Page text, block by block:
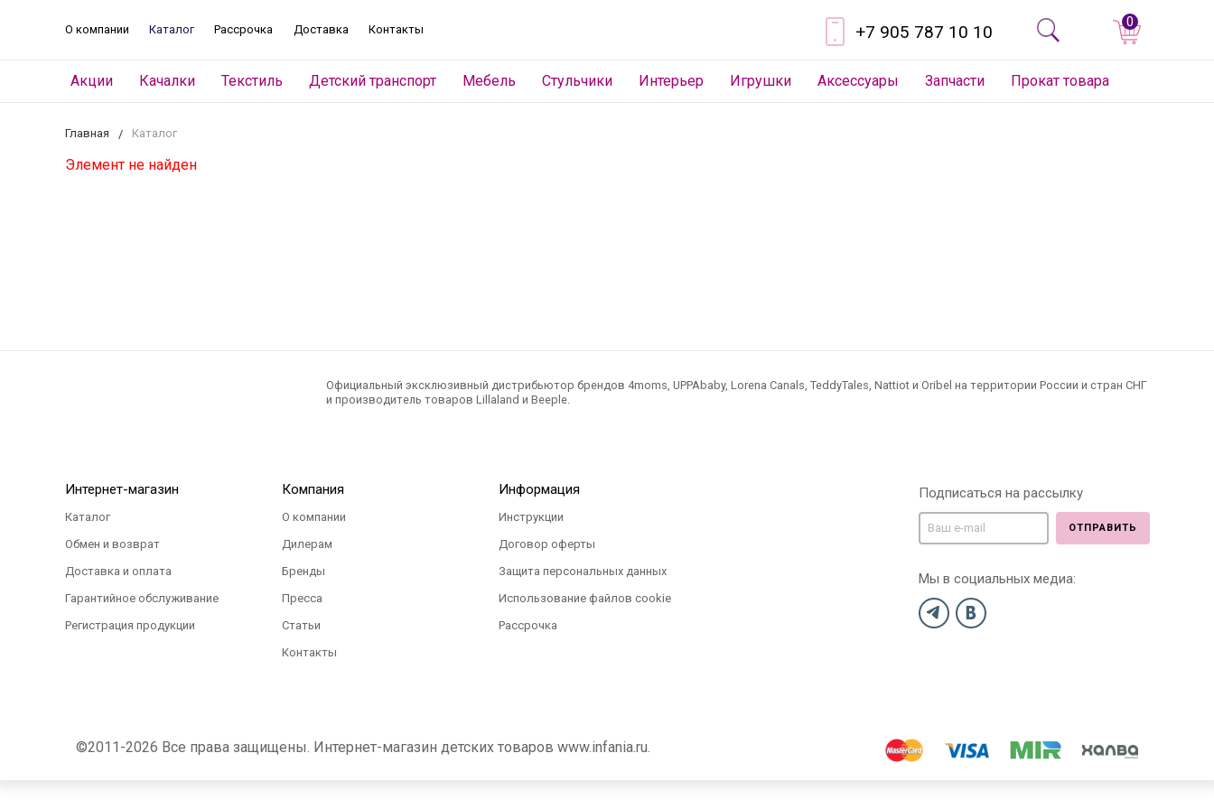
О компании Каталог Рассрочка Доставка Контакты +7 905 787 10 10 0
Акции Качалки Текстиль Детский транспорт Мебель Стульчики Интерьер Игрушки Аксессуары Запчасти Прокат товара
Главная Каталог
Элемент не найден
Официальный эксклюзивный дистрибьютор брендов 4moms, UPPAbaby, Lorena Canals, TeddyTales, Nattiot и Oribel на территории России и стран СНГ
и производитель товаров Lillaland и Beeple.
Интернет-магазин
Каталог
Обмен и возврат
Доставка и оплата
Гарантийное обслуживание
Регистрация продукции
Компания
О компании
Дилерам
Бренды
Пресса
Статьи
Контакты
Информация
Инструкции
Договор оферты
Защита персональных данных
Использование файлов cookie
Рассрочка
Подписаться на рассылку
ОТПРАВИТЬ
Мы в социальных медиа:
©2011-2026 Все права защищены. Интернет-магазин детских товаров www.infania.ru.